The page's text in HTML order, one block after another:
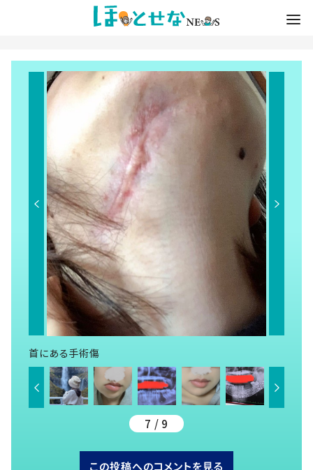
首にある手術傷
7 / 9
この投稿へのコメントを見る